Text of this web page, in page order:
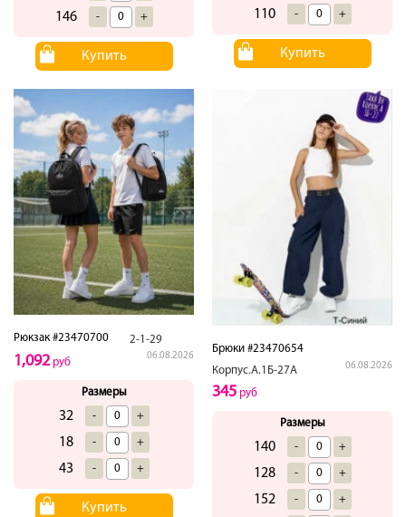
146 - +
Купить
110 - +
Купить
Рюкзак #23470700 2-1-29
06.08.2026
1,092руб
Размеры
32 - +
18 - +
43 - +
Купить
Брюки #23470654
Корпус.А.1Б-27А
06.08.2026
345 руб
Размеры
140 - +
128 - +
152 - +